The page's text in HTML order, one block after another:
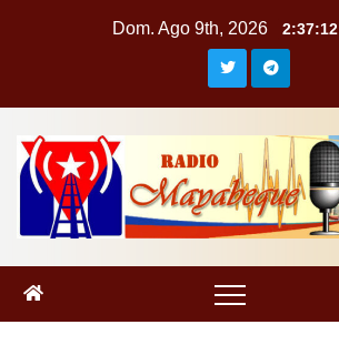
Dom. Ago 9th, 2026